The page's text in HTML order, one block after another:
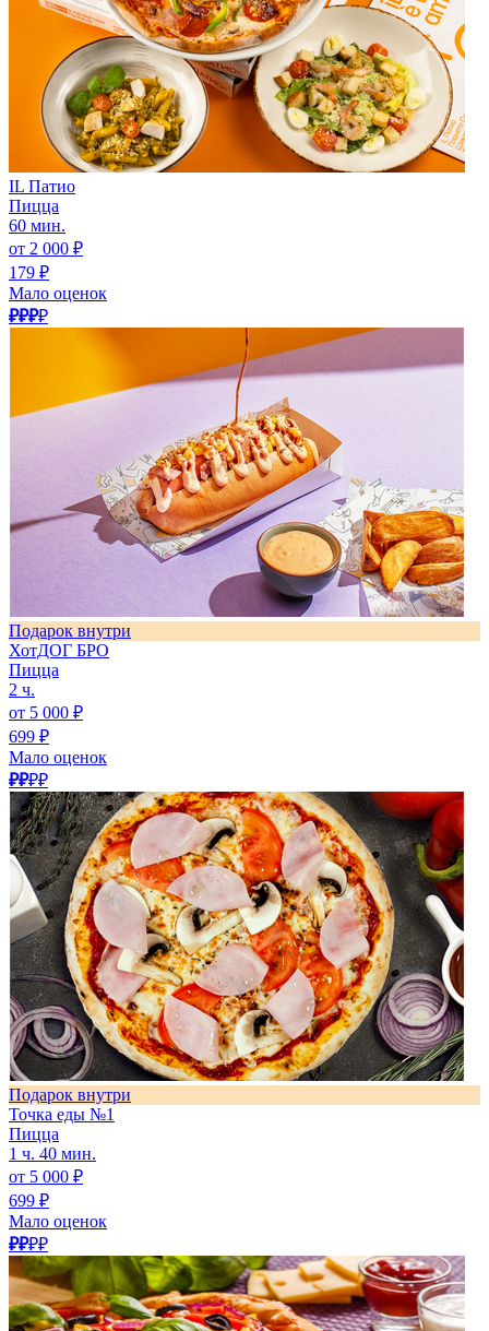
IL Патио
Пицца
60 мин.
от 2 000 ₽
179 ₽
Мало оценок
₽₽₽₽
Подарок внутри
ХотДОГ БРО
Пицца
2 ч.
от 5 000 ₽
699 ₽
Мало оценок
₽₽₽₽
Подарок внутри
Точка еды №1
Пицца
1 ч. 40 мин.
от 5 000 ₽
699 ₽
Мало оценок
₽₽₽₽